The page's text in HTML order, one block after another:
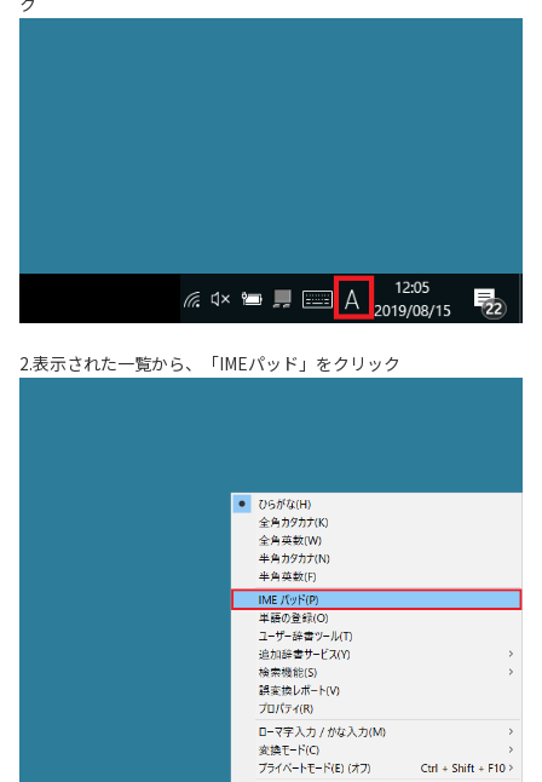
2.表示された一覧から、「IMEパッド」をクリック